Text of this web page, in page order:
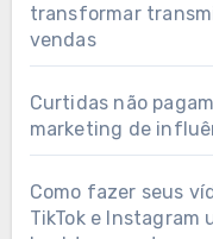
transformar
vendas
Curtidas não
marketing de
Como fazer seus
TikTok e Instagram